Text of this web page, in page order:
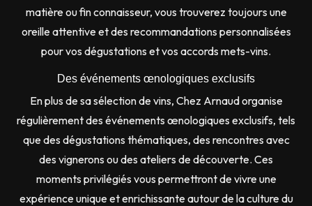
matière ou fin connaisseur, vous trouverez toujours une
oreille attentive et des recommandations personnalisées
pour vos dégustations et vos accords mets-vins.
Des événements œnologiques exclusifs
En plus de sa sélection de vins, Chez Arnaud organise
régulièrement des événements œnologiques exclusifs, tels
que des dégustations thématiques, des rencontres avec
des vignerons ou des ateliers de découverte. Ces
moments privilégiés vous permettront de vivre une
expérience unique et enrichissante autour de la culture du